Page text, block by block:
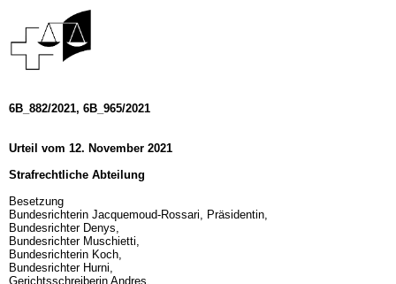
6B_882/2021, 6B_965/2021
Urteil vom 12. November 2021
Strafrechtliche Abteilung
Besetzung
Bundesrichterin Jacquemoud-Rossari, Präsidentin,
Bundesrichter Denys,
Bundesrichter Muschietti,
Bundesrichterin Koch,
Bundesrichter Hurni,
Gerichtsschreiberin Andres.